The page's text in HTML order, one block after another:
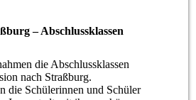
– Abschlussklassen
die Abschlussklassen
nach Straßburg.
die Schülerinnen und Schüler